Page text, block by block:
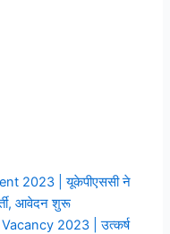
2023 | यूकेपीएससी ने
आवेदन शुरू
2023 | उत्कर्ष